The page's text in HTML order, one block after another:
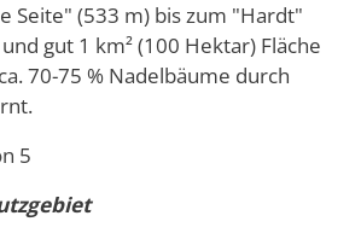
Seite" (533 m) bis zum "Hardt"
gut 1 km² (100 Hektar) Fläche
70-75 % Nadelbäume durch
5